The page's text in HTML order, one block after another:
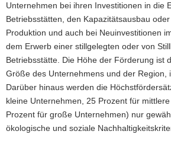
Unternehmen bei ihren Investitionen in die
Betriebsstätten, den Kapazitätsausbau
Produktion und auch bei Neuinvestitionen
dem Erwerb einer stillgelegten oder von
Betriebsstätte. Die Höhe der Förderung ist
Größe des Unternehmens und der Region,
Darüber hinaus werden die
kleine Unternehmen, 25 Prozent für
Prozent für große Unternehmen) nur
ökologische und soziale